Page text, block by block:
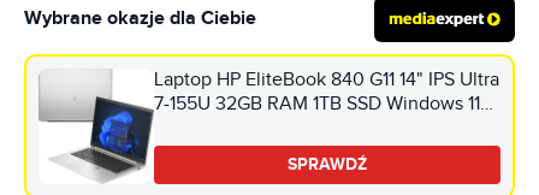
Wybrane okazje dla Ciebie
Laptop HP EliteBook 840 G11 14" IPS Ultra
7-155U 32GB RAM 1TB SSD Windows 11
SPRAWDŹ